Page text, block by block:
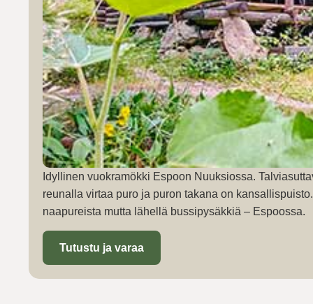
Idyllinen vuokramökki Espoon Nuuksiossa.
reunalla virtaa puro ja puron takana on
naapureista mutta lähellä bussipysäkkiä – Espoossa.
Tutustu ja varaa